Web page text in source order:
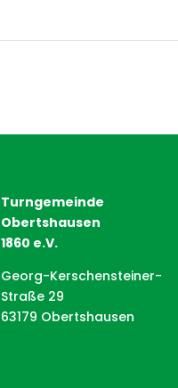
Turngemeinde
Obertshausen
1860 e.V.
Georg-Kerschensteiner-
Straße 29
63179 Obertshausen